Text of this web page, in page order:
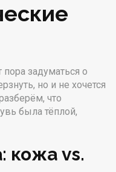
пора задуматься о
но и не хочется
что
была тёплой,
кожа vs.